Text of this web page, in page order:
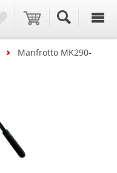
Manfrotto MK290-